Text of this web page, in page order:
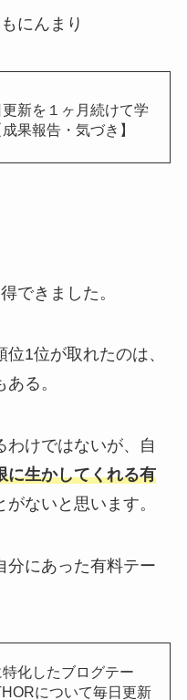
にんまり
新を１ヶ月続けて学
果報告・気づき】
できました。
1位が取れたのは、
る。
わけではないが、自
に生かしてくれる有
ないと思います。
分にあった有料テー
特化したブログテー
について毎日更新